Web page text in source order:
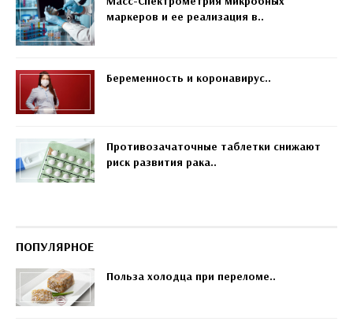
маркеров и ее реализация в..
Беременность и коронавирус..
Противозачаточные таблетки снижают
риск развития рака..
ПОПУЛЯРНОЕ
Польза холодца при переломе..